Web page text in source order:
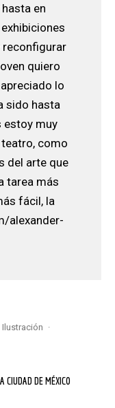
en
reconfigurar
quiero
lo
sido hasta
estoy muy
como
del arte que
tarea más
fácil, la
alexander-
Ilustración ·